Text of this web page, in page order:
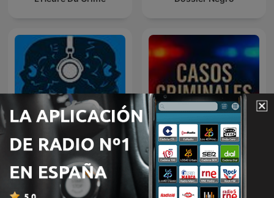
Terrores Nocturnos Casos Criminales